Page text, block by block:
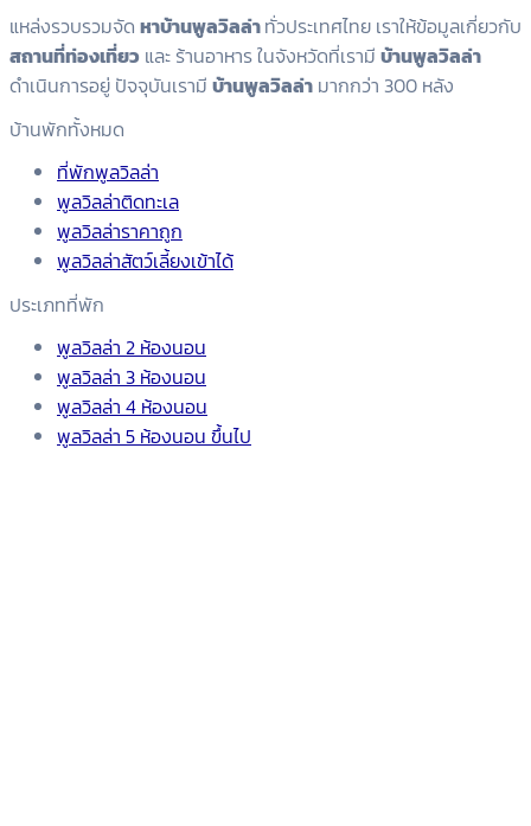
แหล่งรวบรวมจัด หาบ้านพูลวิลล่าทั่วประเทศไทย เราให้ข้อมูลเกี่ยวกับ
สถานที่ท่องเที่ยว และ ร้านอาหาร ในจังหวัดที่เรามี บ้านพูลวิลล่า
ดำเนินการอยู่ ปัจจุบันเรามี บ้านพูลวิลล่า มากกว่า 300 หลัง
บ้านพักทั้งหมด
ที่พักพูลวิลล่า
พูลวิลล่าติดทะเล
พูลวิลล่าราคาถูก
พูลวิลล่าสัตว์เลี้ยงเข้าได้
ประเภทที่พัก
พูลวิลล่า 2 ห้องนอน
พูลวิลล่า 3 ห้องนอน
พูลวิลล่า 4 ห้องนอน
พูลวิลล่า 5 ห้องนอน ขึ้นไป